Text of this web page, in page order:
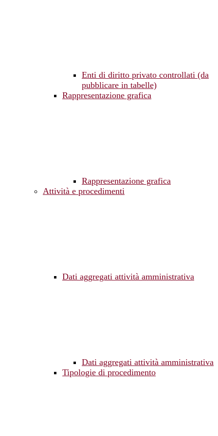
Enti di diritto privato controllati (da
pubblicare in tabelle)
Rappresentazione grafica
Rappresentazione grafica
Attività e procedimenti
Dati aggregati attività amministrativa
Dati aggregati attività amministrativa
Tipologie di procedimento